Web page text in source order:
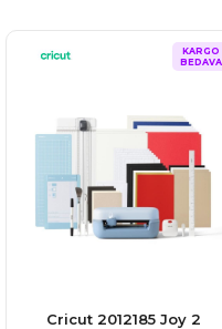
Cricut 2012185 Joy 2
KARGO
BEDAVA